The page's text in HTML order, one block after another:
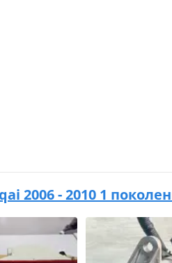
2006 - 2010 1